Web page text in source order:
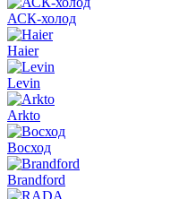
АСК-холод
Haier
Levin
Arkto
Восход
Brandford